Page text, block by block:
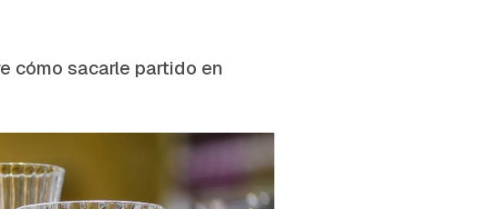
cómo sacarle partido en